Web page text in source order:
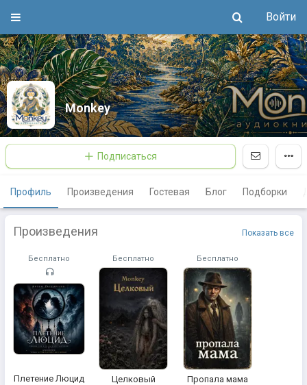
Войти
Monkey
Подписаться
Профиль Произведения Гостевая Блог Подборки
Произведения Показать все
Бесплатно
Плетение Люцид
Бесплатно
Целковый
Бесплатно
Пропала мама